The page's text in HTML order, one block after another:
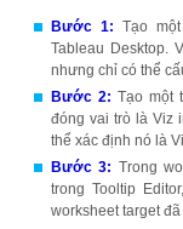
Bước 1: Tạo
Tableau Desktop.
nhưng chỉ có thể
Bước 2: Tạo một
đóng vai trò là Viz
thể xác định nó là
Bước 3: Trong
trong Tooltip
worksheet target